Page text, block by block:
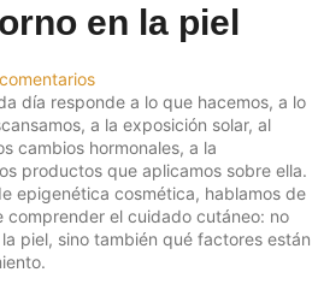
en la piel
día responde a lo que hacemos, a lo
a la exposición solar, al
cambios hormonales, a la
productos que aplicamos sobre ella.
epigenética cosmética, hablamos de
comprender el cuidado cutáneo: no
piel, sino también qué factores están